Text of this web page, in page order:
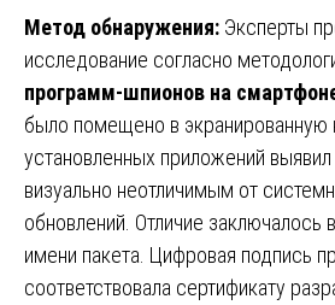
Метод обнаружения: Эксперты
исследование согласно
программ-шпионов на
было помещено в экранированную
установленных приложений
визуально неотличимым от
обновлений. Отличие заключалось
имени пакета. Цифровая подпись
соответствовала сертификату